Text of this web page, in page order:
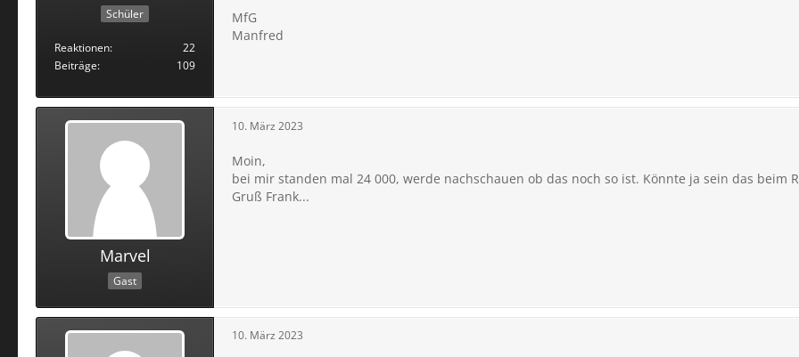
Schüler
Reaktionen
22
Beiträge
109
MfG
Manfred
Marvel
Gast
10. März 2023
Moin,
bei mir standen mal 24 000, werde nachschauen ob das noch so ist. Könnte ja sein das beim
Gruß Frank...
10. März 2023